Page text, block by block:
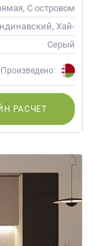
С островом
Хай-
Современные
Серый
Произведено:
РАСЧЕТ